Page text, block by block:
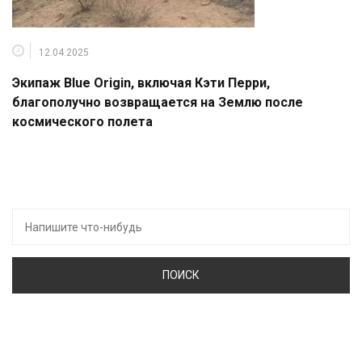
12.04.2025
Экипаж Blue Origin, включая Кэти Перри,
благополучно возвращается на Землю после
космического полета